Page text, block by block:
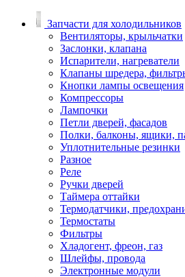
Запчасти для холодильников
Вентиляторы, крыльчатки
Заслонки, клапана
Испарители, нагреватели
Клапаны шредера,
Кнопки лампы освещения
Компрессоры
Лампочки
Петли дверей, фасадов
Полки, балконы, ящики,
Уплотнительные резинки
Разное
Реле
Ручки дверей
Таймера оттайки
Термодатчики,
Термостаты
Фильтры
Хладогент, фреон, газ
Шлейфы, провода
Электронные модули